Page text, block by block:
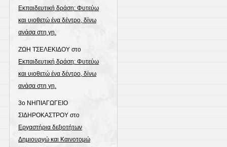
Εκπαιδευτική δράση: Φυτεύω
και υιοθετώ ένα δέντρο, δίνω
ανάσα στη γη.
ΖΩΗ ΤΣΕΛΕΚΙΔΟΥ στο
Εκπαιδευτική δράση: Φυτεύω
και υιοθετώ ένα δέντρο, δίνω
ανάσα στη γη.
3ο ΝΗΠΙΑΓΩΓΕΙΟ
ΣΙΔΗΡΟΚΑΣΤΡΟΥ στο
Εργαστήρια δεξιοτήτων
Δημιουργώ και Καινοτομώ